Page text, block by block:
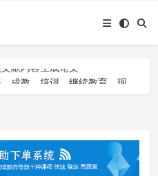
献内容生成论文
继续教育。现已接入代刷代考项目3000+
继续教育。现已接入代刷代考项目3000+